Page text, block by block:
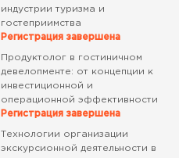
индустрии туризма и
гостеприимства
Регистрация завершена
Продуктолог в гостиничном
девелопменте: от концепции к
инвестиционной и
операционной эффективности
Регистрация завершена
Технологии организации
экскурсионной деятельности в